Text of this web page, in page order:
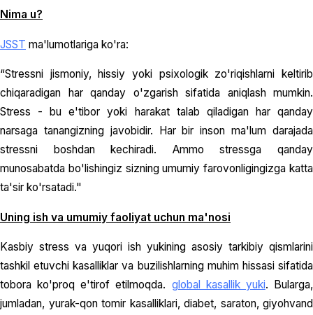
Nima u?
JSST ma'lumotlariga ko'ra:
“Stressni jismoniy, hissiy yoki psixologik zo'riqishlarni keltirib
chiqaradigan har qanday o'zgarish sifatida aniqlash mumkin.
Stress - bu e'tibor yoki harakat talab qiladigan har qanday
narsaga tanangizning javobidir. Har bir inson ma'lum darajada
stressni boshdan kechiradi. Ammo stressga qanday
munosabatda bo'lishingiz sizning umumiy farovonligingizga katta
ta'sir ko'rsatadi."
Uning ish va umumiy faoliyat uchun ma'nosi
Kasbiy stress va yuqori ish yukining asosiy tarkibiy qismlarini
tashkil etuvchi kasalliklar va buzilishlarning muhim hissasi sifatida
tobora ko'proq e'tirof etilmoqda. global kasallik yuki. Bularga,
jumladan, yurak-qon tomir kasalliklari, diabet, saraton, giyohvand